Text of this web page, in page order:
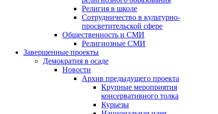
Религия в школе
Сотрудничество в культурно-
просветительской сфере
Общественность и СМИ
Религиозные СМИ
Завершенные проекты
Демократия в осаде
Новости
Архив предыдущего проекта
Крупные мероприятия
консервативного толка
Курьезы